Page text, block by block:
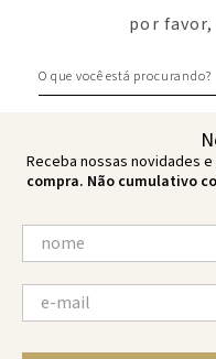
por favor,
Receba nossas novidades e
compra. Não cumulativo